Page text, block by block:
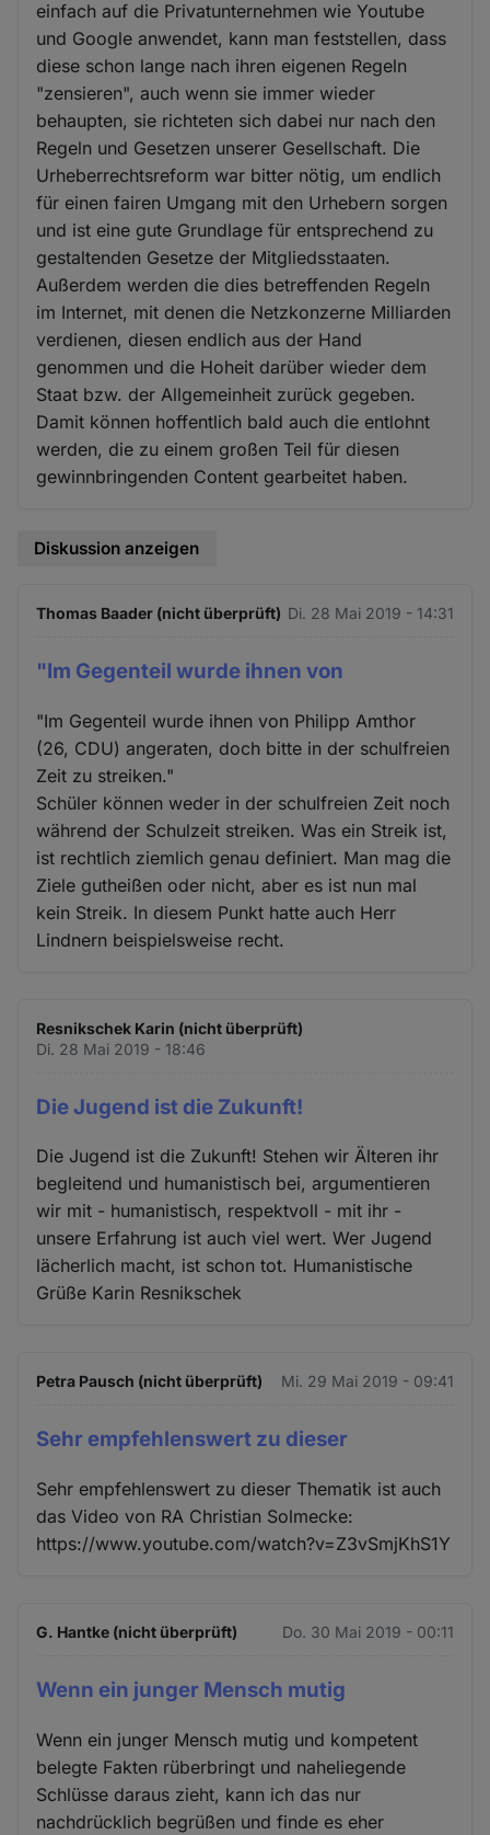
einfach auf die Privatunternehmen wie Youtube
und Google anwendet, kann man feststellen, dass
diese schon lange nach ihren eigenen Regeln
"zensieren", auch wenn sie immer wieder
behaupten, sie richteten sich dabei nur nach den
Regeln und Gesetzen unserer Gesellschaft. Die
Urheberrechtsreform war bitter nötig, um endlich
für einen fairen Umgang mit den Urhebern sorgen
und ist eine gute Grundlage für entsprechend zu
gestaltenden Gesetze der Mitgliedsstaaten.
Außerdem werden die dies betreffenden Regeln
im Internet, mit denen die Netzkonzerne Milliarden
verdienen, diesen endlich aus der Hand
genommen und die Hoheit darüber wieder dem
Staat bzw. der Allgemeinheit zurück gegeben.
Damit können hoffentlich bald auch die entlohnt
werden, die zu einem großen Teil für diesen
gewinnbringenden Content gearbeitet haben.
Diskussion anzeigen
Thomas Baader (nicht überprüft) Di. 28 Mai 2019 - 14:31
"Im Gegenteil wurde ihnen von
"Im Gegenteil wurde ihnen von Philipp Amthor
(26, CDU) angeraten, doch bitte in der schulfreien
Zeit zu streiken."
Schüler können weder in der schulfreien Zeit noch
während der Schulzeit streiken. Was ein Streik ist,
ist rechtlich ziemlich genau definiert. Man mag die
Ziele gutheißen oder nicht, aber es ist nun mal
kein Streik. In diesem Punkt hatte auch Herr
Lindnern beispielsweise recht.
Resnikschek Karin (nicht überprüft)
Di. 28 Mai 2019 - 18:46
Die Jugend ist die Zukunft!
Die Jugend ist die Zukunft! Stehen wir Älteren ihr
begleitend und humanistisch bei, argumentieren
wir mit - humanistisch, respektvoll - mit ihr -
unsere Erfahrung ist auch viel wert. Wer Jugend
lächerlich macht, ist schon tot. Humanistische
Grüße Karin Resnikschek
Petra Pausch (nicht überprüft) Mi. 29 Mai 2019 - 09:41
Sehr empfehlenswert zu dieser
Sehr empfehlenswert zu dieser Thematik ist auch
das Video von RA Christian Solmecke:
https://www.youtube.com/watch?v=Z3vSmjKhS1Y
G. Hantke (nicht überprüft) Do. 30 Mai 2019 - 00:11
Wenn ein junger Mensch mutig
Wenn ein junger Mensch mutig und kompetent
belegte Fakten rüberbringt und naheliegende
Schlüsse daraus zieht, kann ich das nur
nachdrücklich begrüßen und finde es eher